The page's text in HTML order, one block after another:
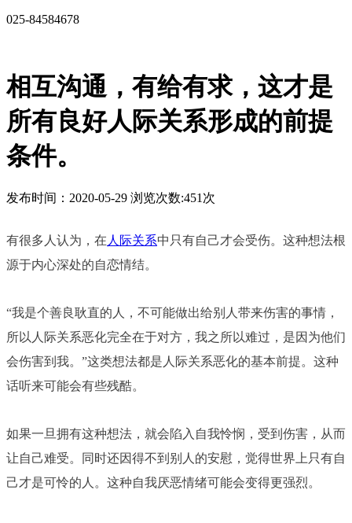
025-84584678
相互沟通，有给有求，这才是
所有良好人际关系形成的前提
条件。
发布时间：2020-05-29 浏览次数:451次
有很多人认为，在 人际关系中只有自己才会受伤。这种想法根
源于内心深处的自恋情结。
“我是个善良耿直的人，不可能做出给别人带来伤害的事情，
所以人际关系恶化完全在于对方，我之所以难过，是因为他们
会伤害到我。”这类想法都是人际关系恶化的基本前提。这种
话听来可能会有些残酷。
如果一旦拥有这种想法，就会陷入自我怜悯，受到伤害，从而
让自己难受。同时还因得不到别人的安慰，觉得世界上只有自
己才是可怜的人。这种自我厌恶情绪可能会变得更强烈。